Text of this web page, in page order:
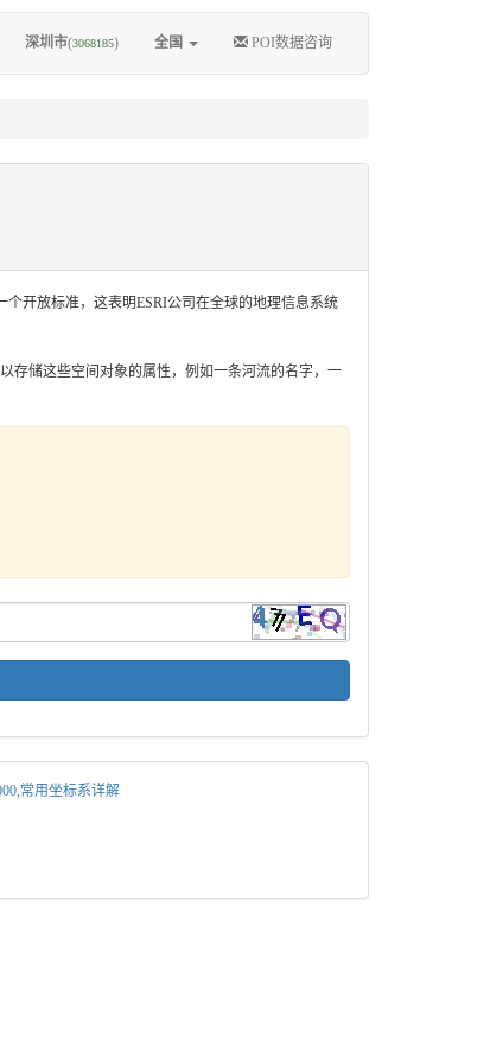
深圳市(3068185) 全国 POI数据咨询
个开放标准，这表明ESRI公司在全球的地理信息系统
存储这些空间对象的属性，例如一条河流的名字，一
常用坐标系详解